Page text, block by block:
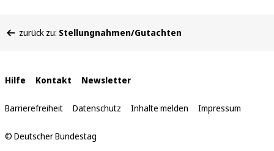
befinden
zurück zu: Stellungnahmen/Gutachten
Interne
Links
Hilfe Kontakt Newsletter
Barrierefreiheit Datenschutz Inhalte melden Impressum
© Deutscher Bundestag